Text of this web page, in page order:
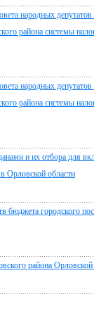
народных
района системы
народных
района системы
и их отбора для
Орловской области
бюджета городского
района Орловской